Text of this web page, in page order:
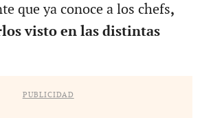
que ya conoce a los chefs,
visto en las distintas
PUBLICIDAD